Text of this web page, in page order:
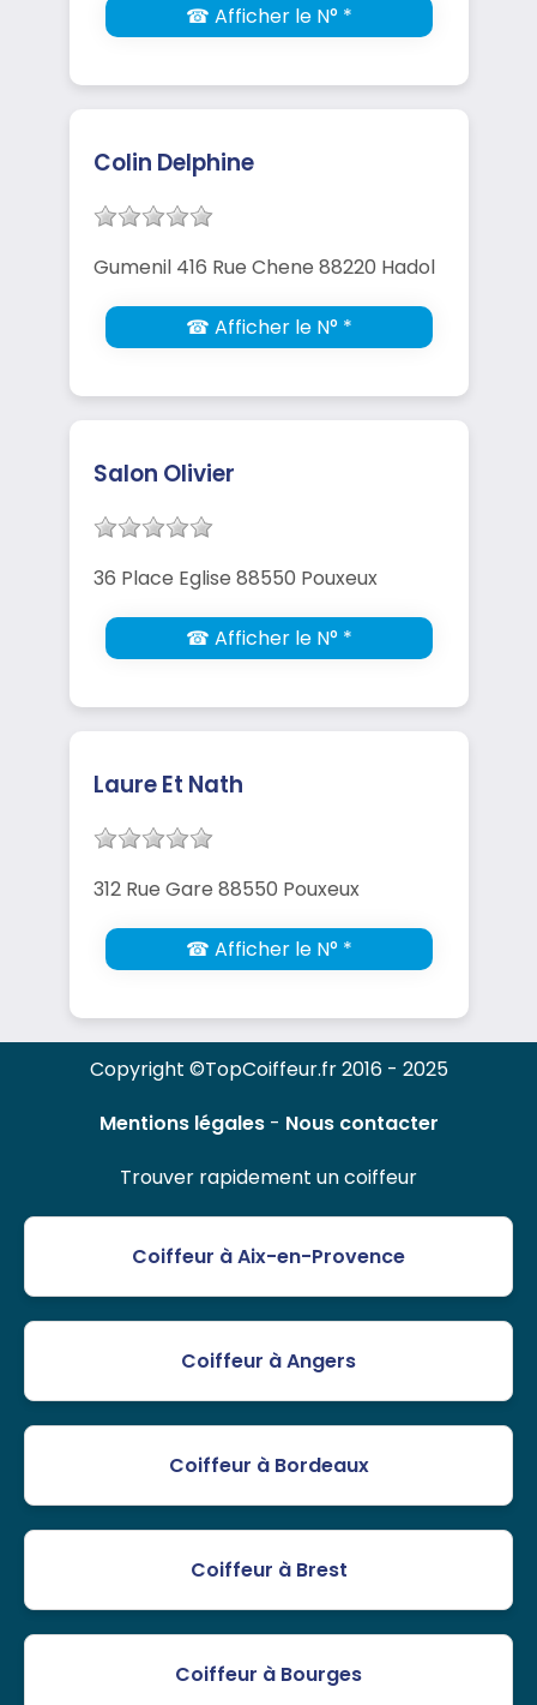
☎ Afficher le N° *
Colin Delphine
Gumenil 416 Rue Chene 88220 Hadol
☎ Afficher le N° *
Salon Olivier
36 Place Eglise 88550 Pouxeux
☎ Afficher le N° *
Laure Et Nath
312 Rue Gare 88550 Pouxeux
☎ Afficher le N° *
Copyright ©TopCoiffeur.fr 2016 - 2025
Mentions légales- Nous contacter
Trouver rapidement un coiffeur
Coiffeur à Aix-en-Provence
Coiffeur à Angers
Coiffeur à Bordeaux
Coiffeur à Brest
Coiffeur à Bourges